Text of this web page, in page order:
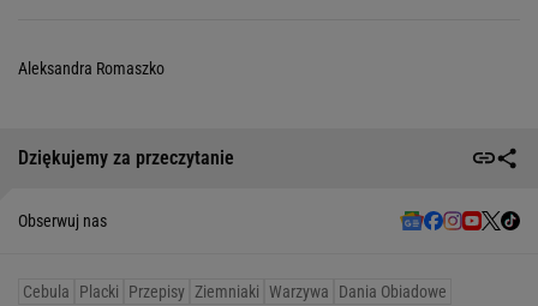
Aleksandra Romaszko
Dziękujemy za przeczytanie
Obserwuj nas
Cebula Placki Przepisy Ziemniaki Warzywa Dania Obiadowe